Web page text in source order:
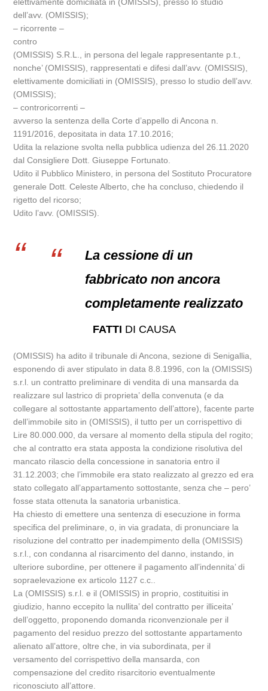
dell’avv. (OMISSIS);
– ricorrente –
contro
(OMISSIS) S.R.L., in persona del legale rappresentante p.t.,
nonche’ (OMISSIS), rappresentati e difesi dall’avv. (OMISSIS),
elettivamente domiciliati in (OMISSIS), presso lo studio dell’avv.
(OMISSIS);
– controricorrenti –
avverso la sentenza della Corte d’appello di Ancona n.
1191/2016, depositata in data 17.10.2016;
Udita la relazione svolta nella pubblica udienza del 26.11.2020
dal Consigliere Dott. Giuseppe Fortunato.
Udito il Pubblico Ministero, in persona del Sostituto Procuratore
generale Dott. Celeste Alberto, che ha concluso, chiedendo il
rigetto del ricorso;
Udito l’avv. (OMISSIS).
La cessione di un
fabbricato non ancora
completamente realizzato
FATTI DI CAUSA
(OMISSIS) ha adito il tribunale di Ancona, sezione di Senigallia,
esponendo di aver stipulato in data 8.8.1996, con la (OMISSIS)
s.r.l. un contratto preliminare di vendita di una mansarda da
realizzare sul lastrico di proprieta’ della convenuta (e da
collegare al sottostante appartamento dell’attore), facente parte
dell’immobile sito in (OMISSIS), il tutto per un corrispettivo di
Lire 80.000.000, da versare al momento della stipula del rogito;
che al contratto era stata apposta la condizione risolutiva del
mancato rilascio della concessione in sanatoria entro il
31.12.2003; che l’immobile era stato realizzato al grezzo ed era
stato collegato all’appartamento sottostante, senza che – pero’
fosse stata ottenuta la sanatoria urbanistica.
Ha chiesto di emettere una sentenza di esecuzione in forma
specifica del preliminare, o, in via gradata, di pronunciare la
risoluzione del contratto per inadempimento della (OMISSIS)
s.r.l., con condanna al risarcimento del danno, instando, in
ulteriore subordine, per ottenere il pagamento all’indennita’ di
sopraelevazione ex articolo 1127 c.c..
La (OMISSIS) s.r.l. e il (OMISSIS) in proprio, costituitisi in
giudizio, hanno eccepito la nullita’ del contratto per illiceita’
dell’oggetto, proponendo domanda riconvenzionale per il
pagamento del residuo prezzo del sottostante appartamento
alienato all’attore, oltre che, in via subordinata, per il
versamento del corrispettivo della mansarda, con
compensazione del credito risarcitorio eventualmente
riconosciuto all’attore.